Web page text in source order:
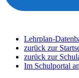
Lehrplan-
zurück zur
zurück zur
Im Schulportal